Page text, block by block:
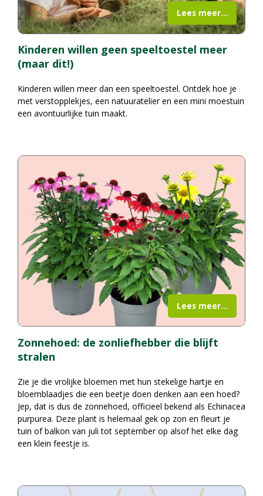
Kinderen willen geen speeltoestel meer
(maar dit!)
Kinderen willen meer dan een speeltoestel. Ontdek hoe je
met verstopplekjes, een natuuratelier en een mini moestuin
een avontuurlijke tuin maakt.
Lees meer...
Zonnehoed: de zonliefhebber die blijft
stralen
Zie je die vrolijke bloemen met hun stekelige hartje en
bloemblaadjes die een beetje doen denken aan een hoed?
Jep, dat is dus de zonnehoed, officieel bekend als Echinacea
purpurea. Deze plant is helemaal gek op zon en fleurt je
tuin of balkon van juli tot september op alsof het elke dag
een klein feestje is.
Lees meer...